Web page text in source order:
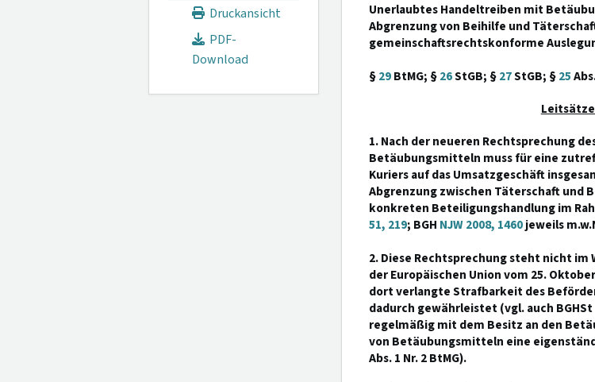
Druckansicht
PDF-
Download
Unerlaubtes Handeltreiben mit
Abgrenzung von Beihilfe und
gemeinschaftsrechtskonforme
§29BtMG; §26StGB; §27StGB; §25
1. Nach der neueren Rechtsprechung
Betäubungsmitteln muss für eine
Kuriers auf das Umsatzgeschäft
Abgrenzung zwischen Täterschaft und
konkreten Beteiligungshandlung im
51, 219; BGH NJW 2008, 1460jeweils
2. Diese Rechtsprechung steht nicht im
der Europäischen Union vom 25.
dort verlangte Strafbarkeit des
dadurch gewährleistet (vgl. auch BGHSt
regelmäßig mit dem Besitz an den
von Betäubungsmitteln eine
Abs. 1 Nr. 2 BtMG).